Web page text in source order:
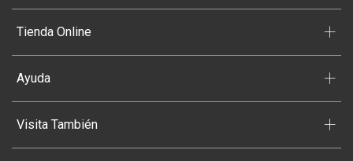
Tienda Online +
Ayuda +
Visita También +